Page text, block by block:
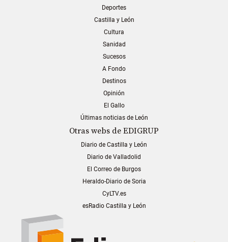
Deportes
Castilla y León
Cultura
Sanidad
Sucesos
A Fondo
Destinos
Opinión
El Gallo
Últimas noticias de León
Otras webs de EDIGRUP
Diario de Castilla y León
Diario de Valladolid
El Correo de Burgos
Heraldo-Diario de Soria
CyLTV.es
esRadio Castilla y León